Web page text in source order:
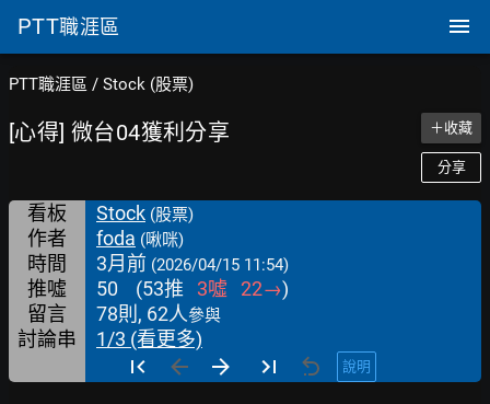
PTT職涯區
PTT職涯區 / Stock (股票)
[心得] 微台04獲利分享 ＋收藏
分享
看板 Stock (股票)
作者 foda (啾咪)
時間 3月前 (2026/04/15 11:54)
推噓 50 (53推 3噓 22→)
留言
78則, 62人參與
討論串 1/3 (看更多)
說明